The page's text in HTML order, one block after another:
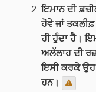
ਇਮਾਨ ਦੀ
ਹੋਵੇ ਜਾਂ
ਹੀ ਹੁੰਦਾ ਹੈ।
ਅਲੱਲਾਹ ਦੀ
ਇਸੀ ਕਰਕੇ
ਹਨ।